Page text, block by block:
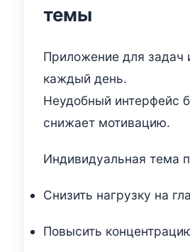
темы
Приложение для задач
каждый день.
Неудобный интерфейс
снижает мотивацию.
Индивидуальная тема
Снизить нагрузку на
Повысить